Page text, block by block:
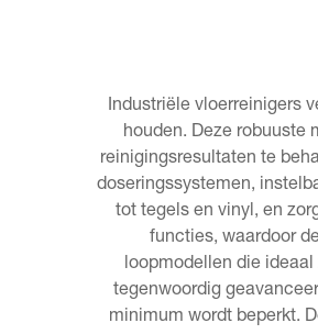
Industriële vloerreinigers
houden. Deze robuuste
reinigingsresultaten te
doseringssystemen,
tot tegels en vinyl, en
functies, waardoor
loopmodellen die
tegenwoordig
minimum wordt beperkt.